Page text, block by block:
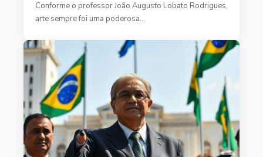
Conforme o professor João Augusto Lobato Rodrigues,
arte sempre foi uma poderosa…